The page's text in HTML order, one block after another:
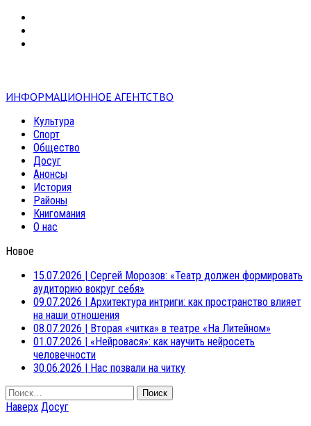
ИНФОРМАЦИОННОЕ АГЕНТСТВО
Культура
Спорт
Общество
Досуг
Анонсы
История
Районы
Книгомания
О нас
Новое
15.07.2026 | Сергей Морозов: «Театр должен формировать
аудиторию вокруг себя»
09.07.2026 | Архитектура интриги: как пространство влияет
на наши отношения
08.07.2026 | Вторая «читка» в театре «На Литейном»
01.07.2026 | «Нейровася»: как научить нейросеть
человечности
30.06.2026 | Нас позвали на читку
Найти:
Наверх Досуг